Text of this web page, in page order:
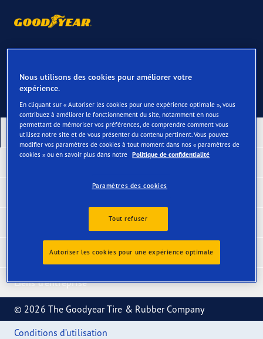
Nos derniers produits
Pneus par type de véhicule
Acheter des pneus
Liens d'entreprise
© 2026 The Goodyear Tire & Rubber Company
Conditions d’utilisation
Nous utilisons des cookies pour améliorer votre
expérience.
En cliquant sur « Autoriser les cookies pour une expérience optimale », vous
contribuez à améliorer le fonctionnement du site, notamment en nous
permettant de mémoriser vos préférences, de comprendre comment vous
utilisez notre site et de vous présenter du contenu pertinent. Vous pouvez
modifier vos paramètres de cookies à tout moment dans nos « paramètres de
cookies » ou en savoir plus dans notre Politique de confidentialité
Paramètres des cookies
Tout refuser
Autoriser les cookies pour une expérience optimale